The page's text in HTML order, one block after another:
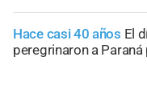
Hace casi 40 años El
peregrinaron a